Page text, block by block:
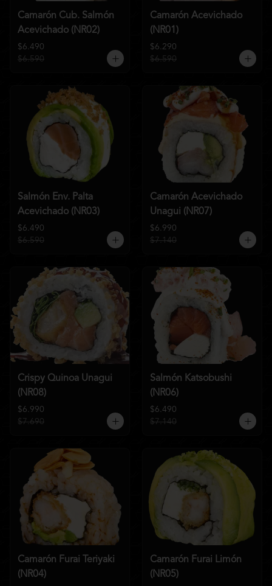
Camarón Cub. Salmón
Acevichado (NR02)
$6.490
$6.590
Camarón Acevichado
(NR01)
$6.290
$6.590
Salmón Env. Palta
Acevichado (NR03)
$6.490
$6.590
Camarón Acevichado
Unagui (NR07)
$6.990
$7.140
Crispy Quinoa Unagui
(NR08)
$6.990
$7.690
Salmón Katsobushi
(NR06)
$6.490
$7.140
Camarón Furai Teriyaki
(NR04)
Camarón Furai Limón
(NR05)